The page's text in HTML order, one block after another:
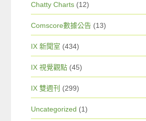
Chatty Charts (12)
Comscore數據公告 (13)
IX 新聞室 (434)
IX 視覺觀點 (45)
IX 雙週刊 (299)
Uncategorized (1)